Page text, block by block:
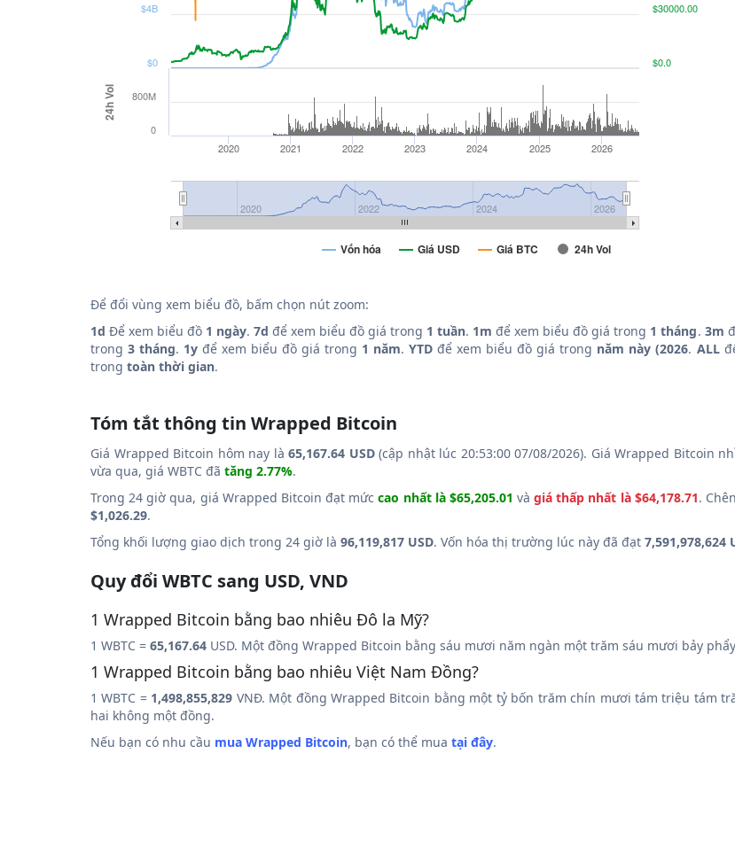
24h Vol
Vốn hóa Giá USD Giá BTC 24h Vol
2020 2021 2022 2023 2024 2025 2026
2020 2022 2024 2026
$0
$4B
$0.0
$30000.00
0
800M
Để đổi vùng xem biểu đồ, bấm chọn nút zoom:
1d Để xem biểu đồ 1 ngày.7d để xem biểu đồ giá trong 1 tuần. 1m để xem biểu đồ giá trong 1 tháng. 3m
trong3 tháng. 1y để xem biểu đồ giá trong 1 năm.YTD để xem biểu đồ giá trong năm này (2026. ALL
trong toàn thời gian.
Tóm tắt thông tin Wrapped Bitcoin
Giá Wrapped Bitcoin hôm nay là65,167.64 USD(cập nhật lúc 20:53:00 07/08/2026). Giá Wrapped Bitcoin
vừa qua, giá WBTC đã tăng 2.77%.
Trong 24 giờ qua, giá Wrapped Bitcoin đạt mứccao nhất là $65,205.01 vàgiá thấp nhất là $64,178.71.
$1,026.29.
Tổng khối lượng giao dịch trong 24 giờ là 96,119,817 USD. Vốn hóa thị trường lúc này đã đạt 7,591,978,624
Quy đổi WBTC sang USD, VND
1 Wrapped Bitcoin bằng bao nhiêu Đô la Mỹ?
1 WBTC = 65,167.64 USD. Một đồng Wrapped Bitcoin bằng sáu mươi năm ngàn một trăm sáu mươi bảy
1 Wrapped Bitcoin bằng bao nhiêu Việt Nam Đồng?
1 WBTC = 1,498,855,829 VNĐ. Một đồng Wrapped Bitcoin bằng một tỷ bốn trăm chín mươi tám triệu tám
hai không một đồng.
Nếu bạn có nhu cầu mua Wrapped Bitcoin, bạn có thể mua tại đây.